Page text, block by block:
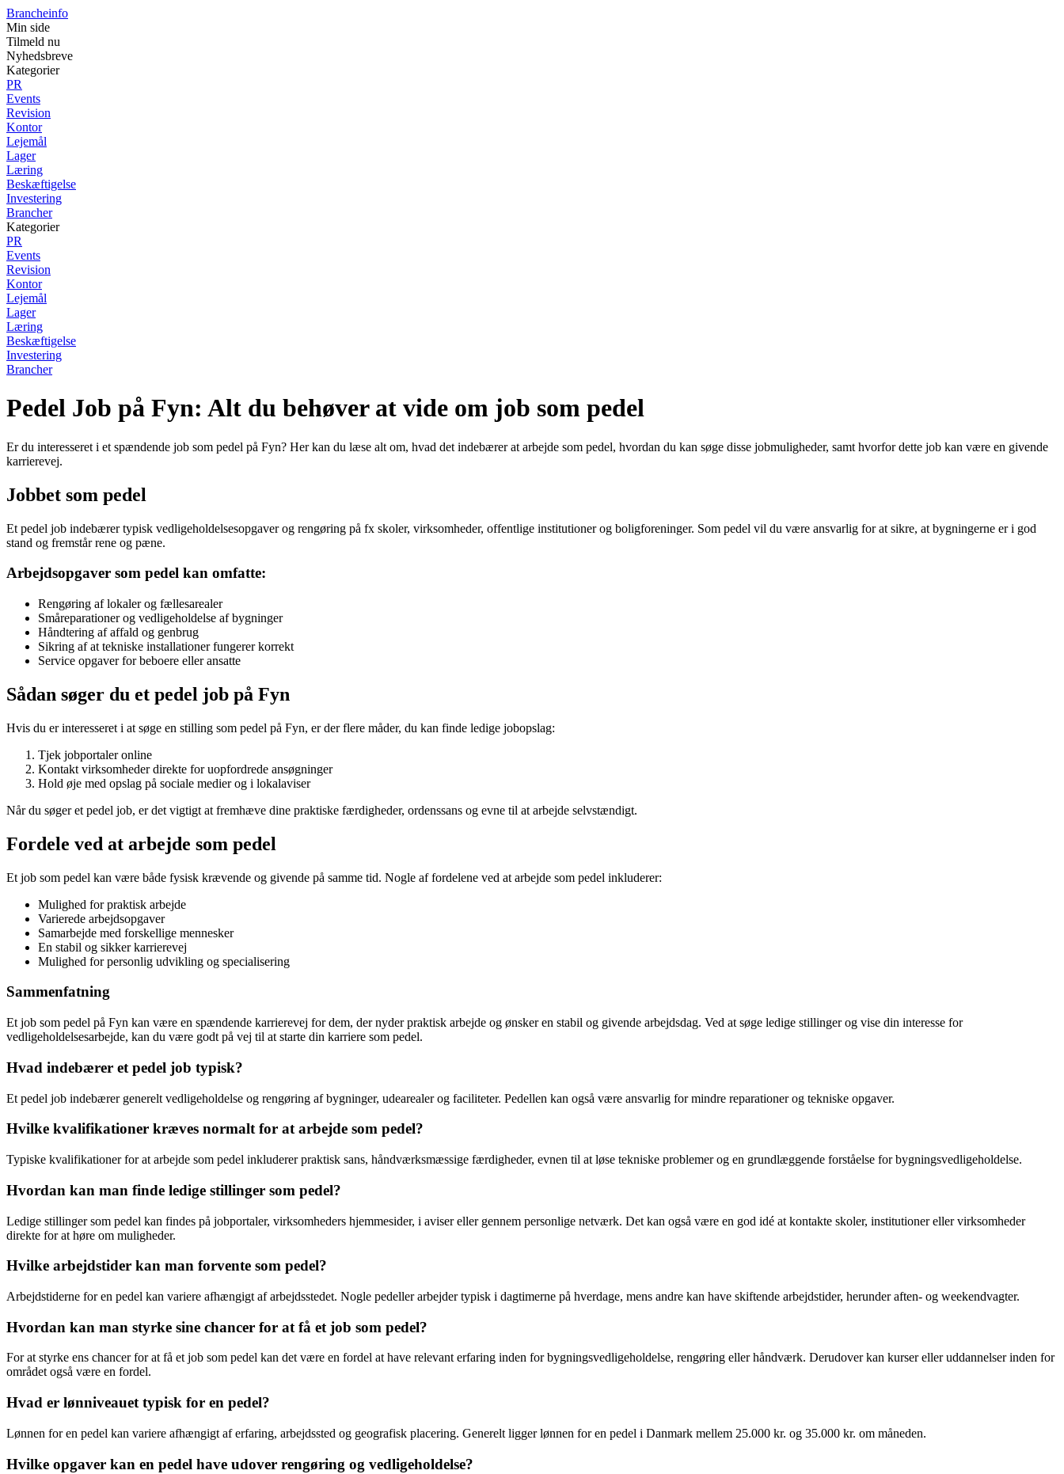
Brancheinfo
Min side
Tilmeld nu
Nyhedsbreve
Kategorier
PR
Events
Revision
Kontor
Lejemål
Lager
Læring
Beskæftigelse
Investering
Brancher
Kategorier
PR
Events
Revision
Kontor
Lejemål
Lager
Læring
Beskæftigelse
Investering
Brancher
Pedel Job på Fyn: Alt du behøver at vide om job som pedel
Er du interesseret i et spændende job som pedel på Fyn? Her kan du læse alt om, hvad det indebærer at arbejde som pedel, hvordan du kan søge disse jobmuligheder, samt hvorfor dette job kan være en givende
karrierevej.
Jobbet som pedel
Et pedel job indebærer typisk vedligeholdelsesopgaver og rengøring på fx skoler, virksomheder, offentlige institutioner og boligforeninger. Som pedel vil du være ansvarlig for at sikre, at bygningerne er i god
stand og fremstår rene og pæne.
Arbejdsopgaver som pedel kan omfatte:
Rengøring af lokaler og fællesarealer
Småreparationer og vedligeholdelse af bygninger
Håndtering af affald og genbrug
Sikring af at tekniske installationer fungerer korrekt
Service opgaver for beboere eller ansatte
Sådan søger du et pedel job på Fyn
Hvis du er interesseret i at søge en stilling som pedel på Fyn, er der flere måder, du kan finde ledige jobopslag:
Tjek jobportaler online
Kontakt virksomheder direkte for uopfordrede ansøgninger
Hold øje med opslag på sociale medier og i lokalaviser
Når du søger et pedel job, er det vigtigt at fremhæve dine praktiske færdigheder, ordenssans og evne til at arbejde selvstændigt.
Fordele ved at arbejde som pedel
Et job som pedel kan være både fysisk krævende og givende på samme tid. Nogle af fordelene ved at arbejde som pedel inkluderer:
Mulighed for praktisk arbejde
Varierede arbejdsopgaver
Samarbejde med forskellige mennesker
En stabil og sikker karrierevej
Mulighed for personlig udvikling og specialisering
Sammenfatning
Et job som pedel på Fyn kan være en spændende karrierevej for dem, der nyder praktisk arbejde og ønsker en stabil og givende arbejdsdag. Ved at søge ledige stillinger og vise din interesse for
vedligeholdelsesarbejde, kan du være godt på vej til at starte din karriere som pedel.
Hvad indebærer et pedel job typisk?
Et pedel job indebærer generelt vedligeholdelse og rengøring af bygninger, udearealer og faciliteter. Pedellen kan også være ansvarlig for mindre reparationer og tekniske opgaver.
Hvilke kvalifikationer kræves normalt for at arbejde som pedel?
Typiske kvalifikationer for at arbejde som pedel inkluderer praktisk sans, håndværksmæssige færdigheder, evnen til at løse tekniske problemer og en grundlæggende forståelse for bygningsvedligeholdelse.
Hvordan kan man finde ledige stillinger som pedel?
Ledige stillinger som pedel kan findes på jobportaler, virksomheders hjemmesider, i aviser eller gennem personlige netværk. Det kan også være en god idé at kontakte skoler, institutioner eller virksomheder
direkte for at høre om muligheder.
Hvilke arbejdstider kan man forvente som pedel?
Arbejdstiderne for en pedel kan variere afhængigt af arbejdsstedet. Nogle pedeller arbejder typisk i dagtimerne på hverdage, mens andre kan have skiftende arbejdstider, herunder aften- og weekendvagter.
Hvordan kan man styrke sine chancer for at få et job som pedel?
For at styrke ens chancer for at få et job som pedel kan det være en fordel at have relevant erfaring inden for bygningsvedligeholdelse, rengøring eller håndværk. Derudover kan kurser eller uddannelser inden for
området også være en fordel.
Hvad er lønniveauet typisk for en pedel?
Lønnen for en pedel kan variere afhængigt af erfaring, arbejdssted og geografisk placering. Generelt ligger lønnen for en pedel i Danmark mellem 25.000 kr. og 35.000 kr. om måneden.
Hvilke opgaver kan en pedel have udover rengøring og vedligeholdelse?